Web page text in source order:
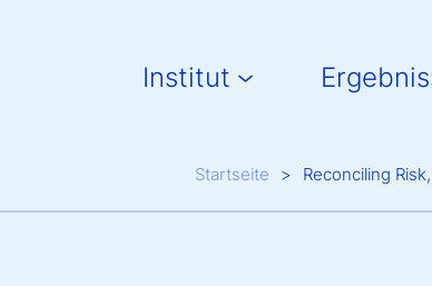
Institut
Startseite Reconciling